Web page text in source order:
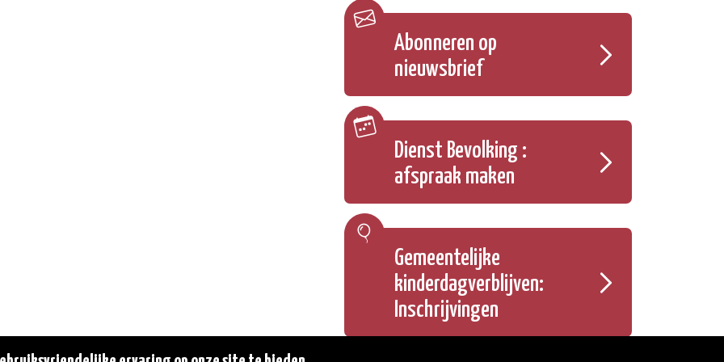
Abonneren op
nieuwsbrief
Dienst Bevolking :
afspraak maken
Gemeentelijke
kinderdagverblijven:
Inschrijvingen